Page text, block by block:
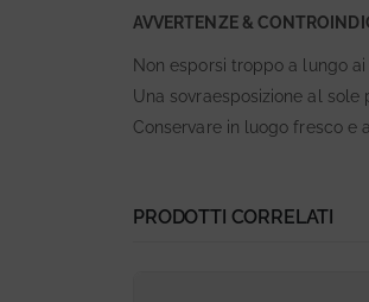
AVVERTENZE &
Non esporsi troppo a lungo
Una sovraesposizione al sole
Conservare in luogo fresco e
PRODOTTI CORRELATI